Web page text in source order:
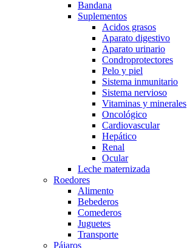
Bandana
Suplementos
Acidos grasos
Aparato digestivo
Aparato urinario
Condroprotectores
Pelo y piel
Sistema inmunitario
Sistema nervioso
Vitaminas y minerales
Oncológico
Cardiovascular
Hepático
Renal
Ocular
Leche maternizada
Roedores
Alimento
Bebederos
Comederos
Juguetes
Transporte
Pájaros